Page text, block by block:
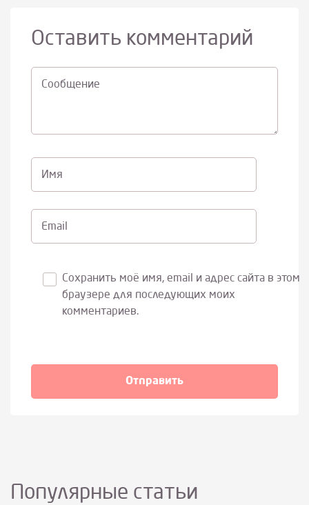
Оставить комментарий
Cообщение
Имя
Email
Сохранить моё имя, email и адрес сайта в этом
браузере для последующих моих
комментариев.
Популярные статьи